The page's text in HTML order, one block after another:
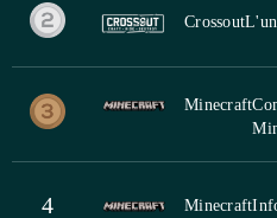
Crossout
Minecraft
4 Minecraft